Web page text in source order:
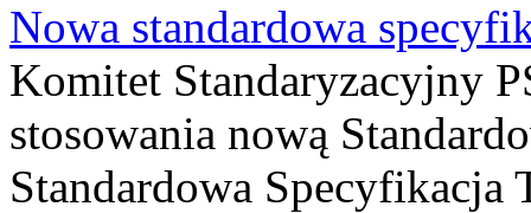
Nowa standardowa
Komitet Standaryzacyjny
stosowania nową
Standardowa